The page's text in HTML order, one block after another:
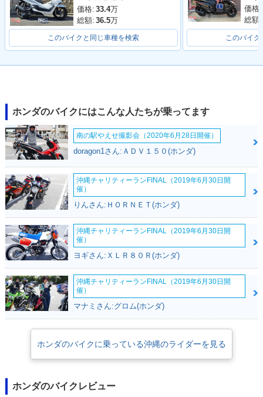
価格: 33.4万
総額: 36.5万
このバイクと同じ車種を検索
価格:
総額:
このバイク
ホンダのバイクにはこんな人たちが乗ってます
南の駅やえせ撮影会（2020年6月28日開催）
doragon1さん:ＡＤＶ１５０(ホンダ)
沖縄チャリティーランFINAL（2019年6月30日開
催）
りんさん:ＨＯＲＮＥＴ(ホンダ)
沖縄チャリティーランFINAL（2019年6月30日開
催）
ヨギさん:ＸＬＲ８０Ｒ(ホンダ)
沖縄チャリティーランFINAL（2019年6月30日開
催）
マナミさん:グロム(ホンダ)
ホンダのバイクに乗っている沖縄のライダーを見る
ホンダのバイクレビュー